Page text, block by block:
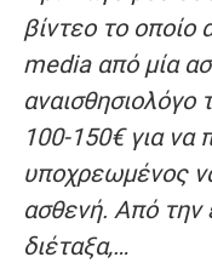
βίντεο το
media από μία
100-150€ για να
υποχρεωμένος
ασθενή. Από
διέταξα,…